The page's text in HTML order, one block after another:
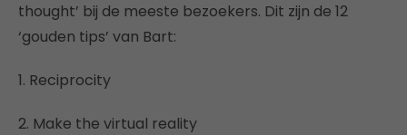
thought’ bij de meeste bezoekers. Dit zijn de 12
‘gouden tips’ van Bart:
1. Reciprocity
2. Make the virtual reality